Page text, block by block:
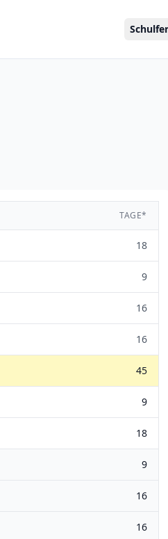
TAGE*
18
9
16
16
45
9
18
9
16
16